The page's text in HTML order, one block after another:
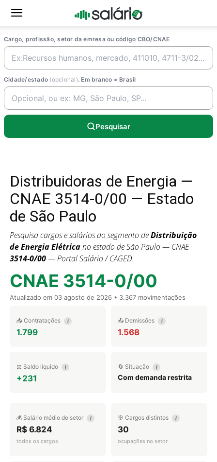
Cargo, profissão, setor da emresa ou código CBO/CNAE
Cidade/estado (opcional). Em branco = Brasil
Pesquisar
Distribuidoras de Energia —
CNAE 3514-0/00 — Estado
de São Paulo
Pesquisa cargos e salários do segmento deDistribuição
de Energia Elétricano estado de São Paulo — CNAE
3514-0/00— Portal Salário / CAGED.
CNAE 3514-0/00
Atualizado em 03 agosto de 2026 • 3.367 movimentações
📥 Contratações i
1.799
📤 Demissões i
1.568
⚖️ Saldo líquido i
+231
🔄 Situação i
Com demanda restrita
💰 Salário médio do setor i
R$ 6.824
todos os cargos
🎯 Cargos distintos i
30
ocupações no setor